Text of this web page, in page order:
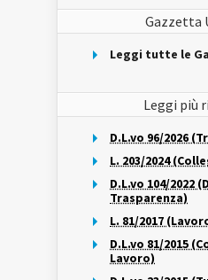
Gazzetta
Leggi tutte le
Leggi più
D.L.vo 96/2026
L. 203/2024
D.L.vo 104/2022
Trasparenza)
L. 81/2017
D.L.vo 81/2015
Lavoro)